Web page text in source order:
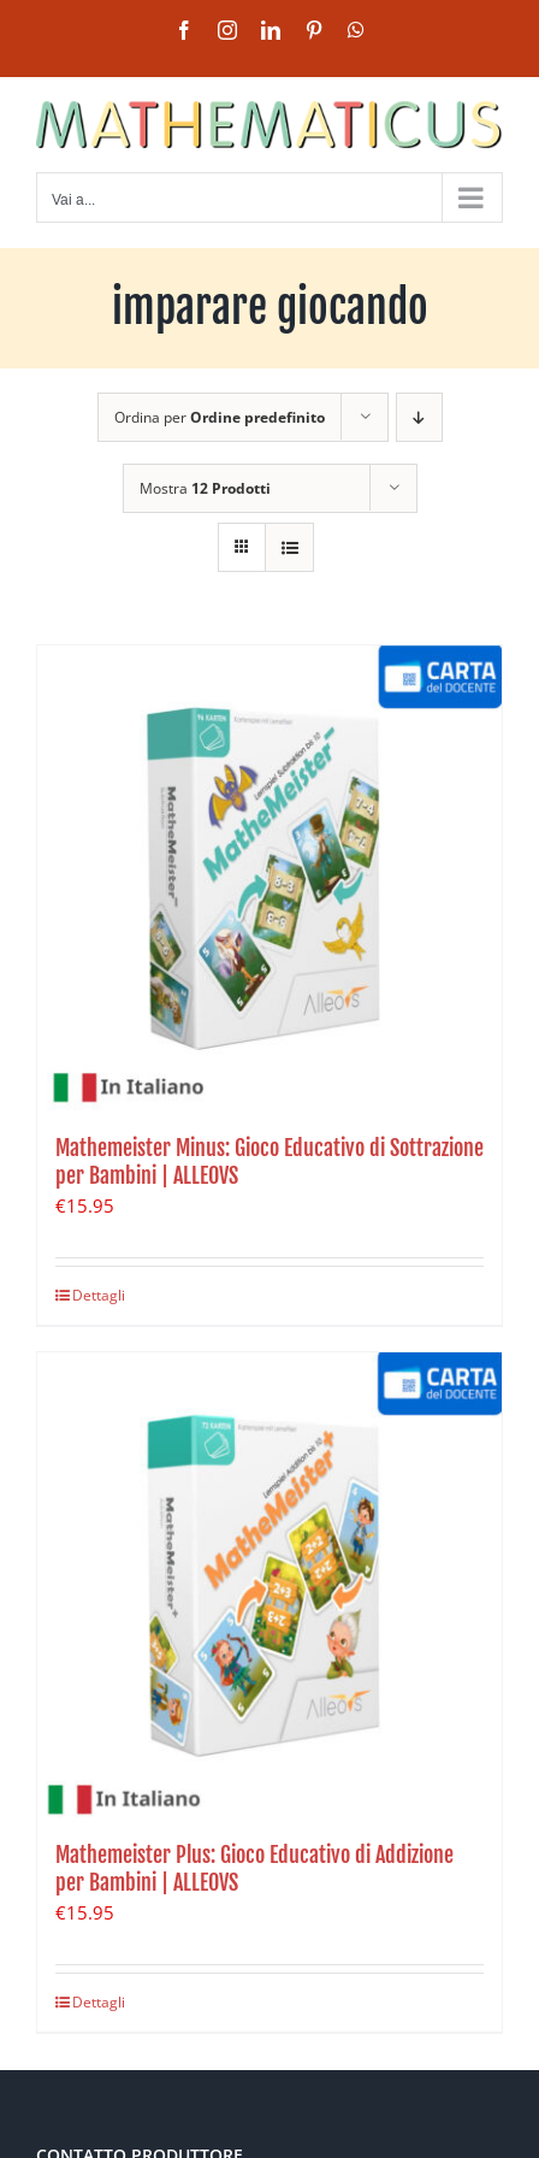
contenuto
FacebookInstagramLinkedInPinterest
Vai a...
imparare giocando
Ordina perOrdine predefinito
Mostra 12 Prodotti
Mathemeister Minus: Gioco Educativo di Sottrazione
per Bambini | ALLEOVS
€15.95
Dettagli
Mathemeister Plus: Gioco Educativo di Addizione
per Bambini | ALLEOVS
€15.95
Dettagli